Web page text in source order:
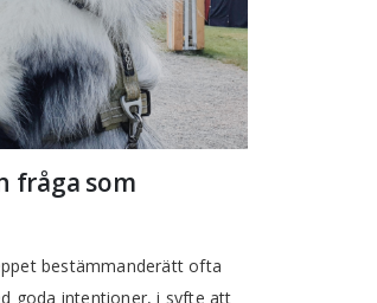
fråga som
bestämmanderätt ofta
goda intentioner, i syfte att